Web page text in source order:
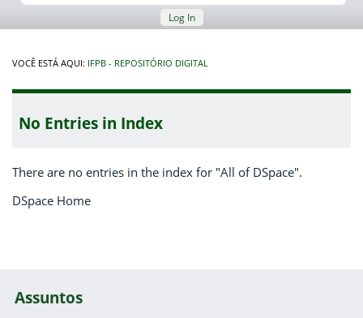
Log In
VOCÊ ESTÁ AQUI: IFPB - REPOSITÓRIO DIGITAL
No Entries in Index
There are no entries in the index for "All of DSpace".
DSpace Home
Assuntos